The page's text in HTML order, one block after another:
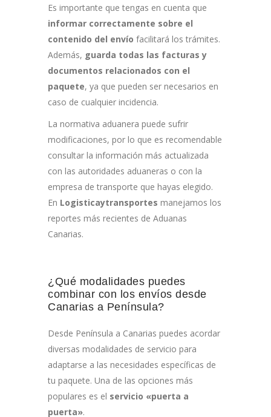
Es importante que tengas en cuenta que
informar correctamente sobre el
contenido del envío facilitará los trámites.
Además, guarda todas las facturas y
documentos relacionados con el
paquete, ya que pueden ser necesarios en
caso de cualquier incidencia.
La normativa aduanera puede sufrir
modificaciones, por lo que es recomendable
consultar la información más actualizada
con las autoridades aduaneras o con la
empresa de transporte que hayas elegido.
En Logisticaytransportes manejamos los
reportes más recientes de Aduanas
Canarias.
¿Qué modalidades puedes
combinar con los envíos desde
Canarias a Península?
Desde Península a Canarias puedes acordar
diversas modalidades de servicio para
adaptarse a las necesidades específicas de
tu paquete. Una de las opciones más
populares es el servicio «puerta a
puerta».